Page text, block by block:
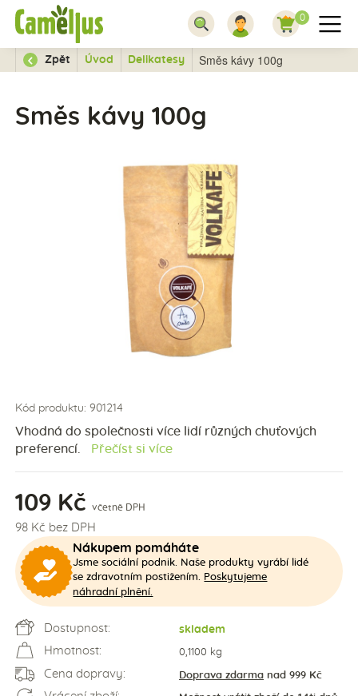
0
Zpět Úvod Delikatesy Směs kávy 100g
Směs kávy 100g
Kód produktu: 901214
Vhodná do společnosti více lidí různých chuťových
preferencí.
Přečíst si více
109 Kč včetně DPH
98 Kč bez DPH
Nákupem pomáháte
Jsme sociální podnik. Naše produkty vyrábí lidé
se zdravotním postižením. Poskytujeme
náhradní plnění.
Dostupnost: skladem
Hmotnost: 0,1100 kg
Cena dopravy: Doprava zdarma nad 999 Kč